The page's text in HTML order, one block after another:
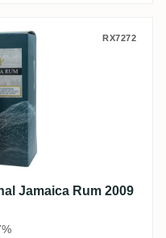
Jamaica
RX7272
Jamaica Rum 2009